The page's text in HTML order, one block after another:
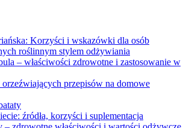
Korzyści i wskazówki dla osób
roślinnym stylem odżywiania
– właściwości zdrowotne i zastosowanie w
przepisów na domowe
źródła, korzyści i suplementacja